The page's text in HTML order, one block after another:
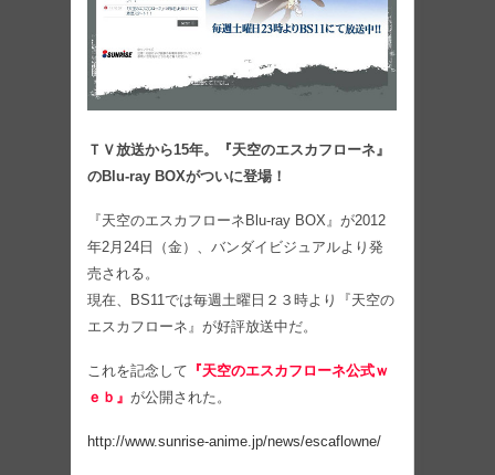
ＴＶ放送から15年。『天空のエスカフローネ』
のBlu-ray BOXがついに登場！
『天空のエスカフローネBlu-ray BOX』が2012
年2月24日（金）、バンダイビジュアルより発
売される。
現在、BS11では毎週土曜日２３時より『天空の
エスカフローネ』が好評放送中だ。
これを記念して 『天空のエスカフローネ公式ｗ
ｅｂ』 が公開された。
http://www.sunrise-anime.jp/news/escaflowne/